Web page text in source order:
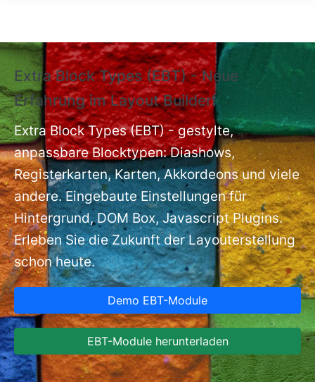
Extra Block Types (EBT) - Neue
Erfahrung im Layout Builder❗
Extra Block Types (EBT) - gestylte,
anpassbare Blocktypen: Diashows,
Registerkarten, Karten, Akkordeons und viele
andere. Eingebaute Einstellungen für
Hintergrund, DOM Box, Javascript Plugins.
Erleben Sie die Zukunft der Layouterstellung
schon heute.
Demo EBT-Module
EBT-Module herunterladen